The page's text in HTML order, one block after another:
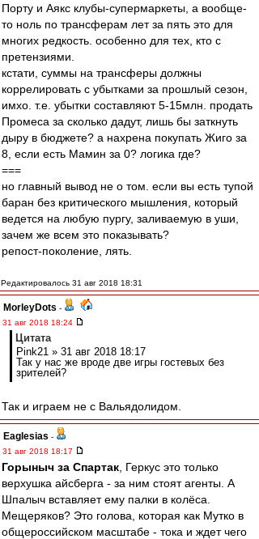
Порту и Аякс клубы-супермаркеты, а вообще-
то ноль по трансферам лет за пять это для
многих редкость. особенно для тех, кто с
претензиями.
кстати, суммы на трансферы должны
коррелировать с убытками за прошлый сезон,
имхо. т.е. убытки составляют 5-15млн. продать
Промеса за сколько дадут, лишь бы заткнуть
дыру в бюджете? а нахрена покупать Жиго за
8, если есть Мамин за 0? логика где?
===
но главный вывод не о том. если вы есть тупой
баран без критического мышления, который
ведется на любую пургу, заливаемую в уши,
зачем же всем это показывать?
репост-поколение, лять.
Редактировалось 31 авг 2018 18:31
MorleyDots -
31 авг 2018 18:24
Цитата
Pink21 » 31 авг 2018 18:17
Так у нас же вроде две игры гостевых без
зрителей?
Так и играем не с Вальядолидом.
Eaglesias -
31 авг 2018 18:17
Горыныч за Спартак , Геркус это только
верхушка айсберга - за ним стоят агенты. А
Шпалыч вставляет ему палки в колёса.
Мещеряков? Это голова, которая как Мутко в
общероссийском масштабе - тока и ждет чего